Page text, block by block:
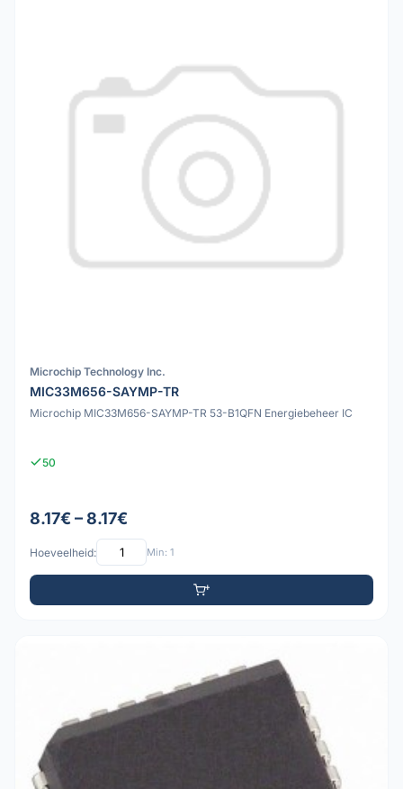
Microchip Technology Inc.
MIC33M656-SAYMP-TR
Microchip MIC33M656-SAYMP-TR 53-B1QFN Energiebeheer IC
50
8.17€ – 8.17€
Hoeveelheid: Min: 1